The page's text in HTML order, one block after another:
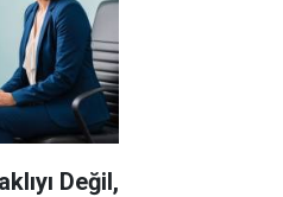
Değil,